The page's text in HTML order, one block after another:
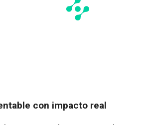
con impacto real